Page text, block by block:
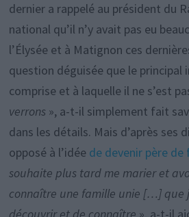
dernier a rappelé au président du
national qu’il n’y avait pas eu
l’Élysée et à Matignon ces
question déguisée que le principal
comprise et à laquelle il ne s’est
verrons », a-t-il simplement fait
dans les détails. Mais d’après ses
opposé à l’idée de devenir père de
souhaite plus tard me marier et
connaître une famille unie […] que